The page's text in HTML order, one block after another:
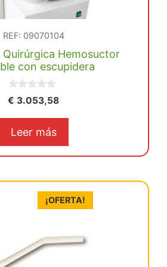
REF: 09070104
Quirúrgica Hemosuctor
con escupidera
0
d
€ 3.053,58
Leer más
¡OFERTA!